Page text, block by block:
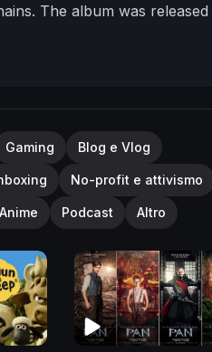
The album was released
teaching, scholarship,
Gaming Blog e Vlog
No-profit e attivismo
Anime Podcast Altro